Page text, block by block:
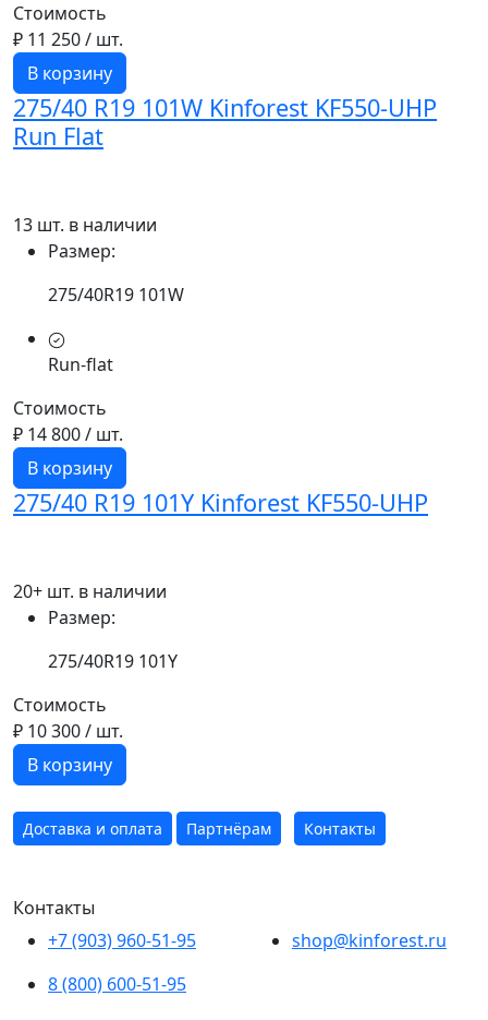
Стоимость
₽ 11 250/ шт.
В корзину
275/40 R19 101W Kinforest KF550-UHP
Run Flat
13 шт. в наличии
Размер:
275/40R19 101W
Run-flat
Стоимость
₽ 14 800/ шт.
В корзину
275/40 R19 101Y Kinforest KF550-UHP
20+ шт. в наличии
Размер:
275/40R19 101Y
Стоимость
₽ 10 300/ шт.
В корзину
Доставка и оплата Партнёрам Контакты
Контакты
+7 (903) 960-51-95
8 (800) 600-51-95
shop@kinforest.ru